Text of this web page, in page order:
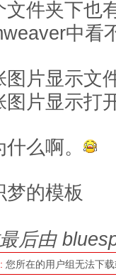
文件夹下也
中看
图片显示文
图片显示打
么啊。
梦的模板
后由
您所在的用户组无法下